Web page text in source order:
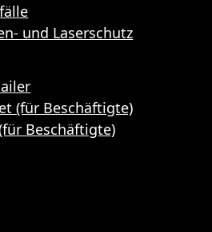
und Laserschutz
(für Beschäftigte)
Beschäftigte)